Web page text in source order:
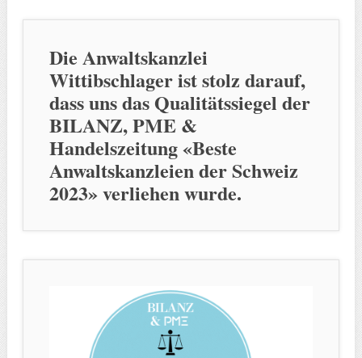
Die Anwaltskanzlei
Wittibschlager ist stolz darauf,
dass uns das Qualitätssiegel der
BILANZ, PME &
Handelszeitung «Beste
Anwaltskanzleien der Schweiz
2023» verliehen wurde.